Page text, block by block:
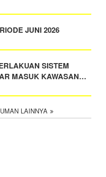
JUNI 2026
SISTEM
MASUK KAWASAN…
LAINNYA